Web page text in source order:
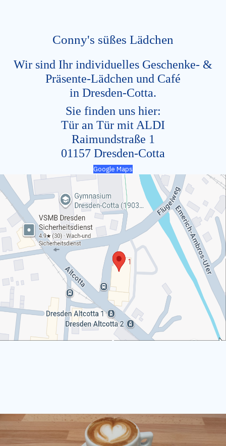
Conny's süßes Lädchen
Wir sind Ihr individuelles Geschenke- &
Präsente-Lädchen und Café
in Dresden-Cotta.
Sie finden uns hier:
Tür an Tür mit ALDI
Raimundstraße 1
01157 Dresden-Cotta
Google Maps